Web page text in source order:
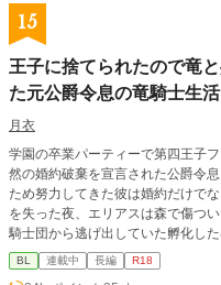
んにも投稿しています。
15
王子に捨てられたので竜
た元公爵令息の竜騎士生
月衣
学園の卒業パーティーで第四王子
然の婚約破棄を宣言された公爵令息エリアス・
ため努力してきた彼は婚約だけで
を失った夜、エリアスは森で傷ついた一頭の竜を
騎士団から逃げ出していた孵化し
スに懐いた竜をきっかけに彼は竜
ヴァルトと出会い―― 「…この竜がお前を選んだ。ならばお前を騎士として迎
BL 連載中 長編 R18